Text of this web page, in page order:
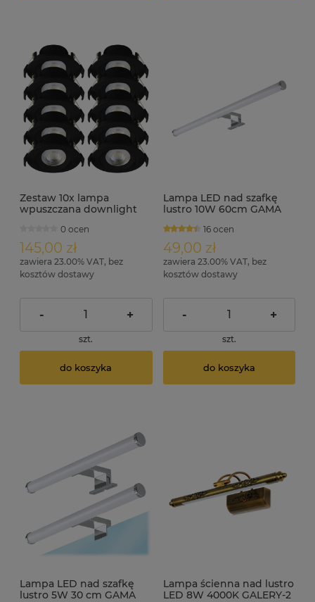
Zestaw 10x lampa
wpuszczana downlight
cm KARO IP44 czarna
0 ocen
145,00 zł
zawiera 23.00% VAT, bez
kosztów dostawy
- +
szt.
do koszyka
Lampa LED nad szafkę
lustro 10W 60cm GAMA
16 ocen
49,00 zł
zawiera 23.00% VAT, bez
kosztów dostawy
- +
szt.
do koszyka
Lampa LED nad szafkę
lustro 5W 30 cm GAMA
Lampa ścienna nad lustro
LED 8W 4000K GALERY-2